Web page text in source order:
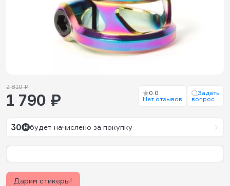
2 810 ₽
1 790 ₽
0.0
Нет отзывов
Задать
вопрос
30 будет начислено за покупку
Дарим стикеры!